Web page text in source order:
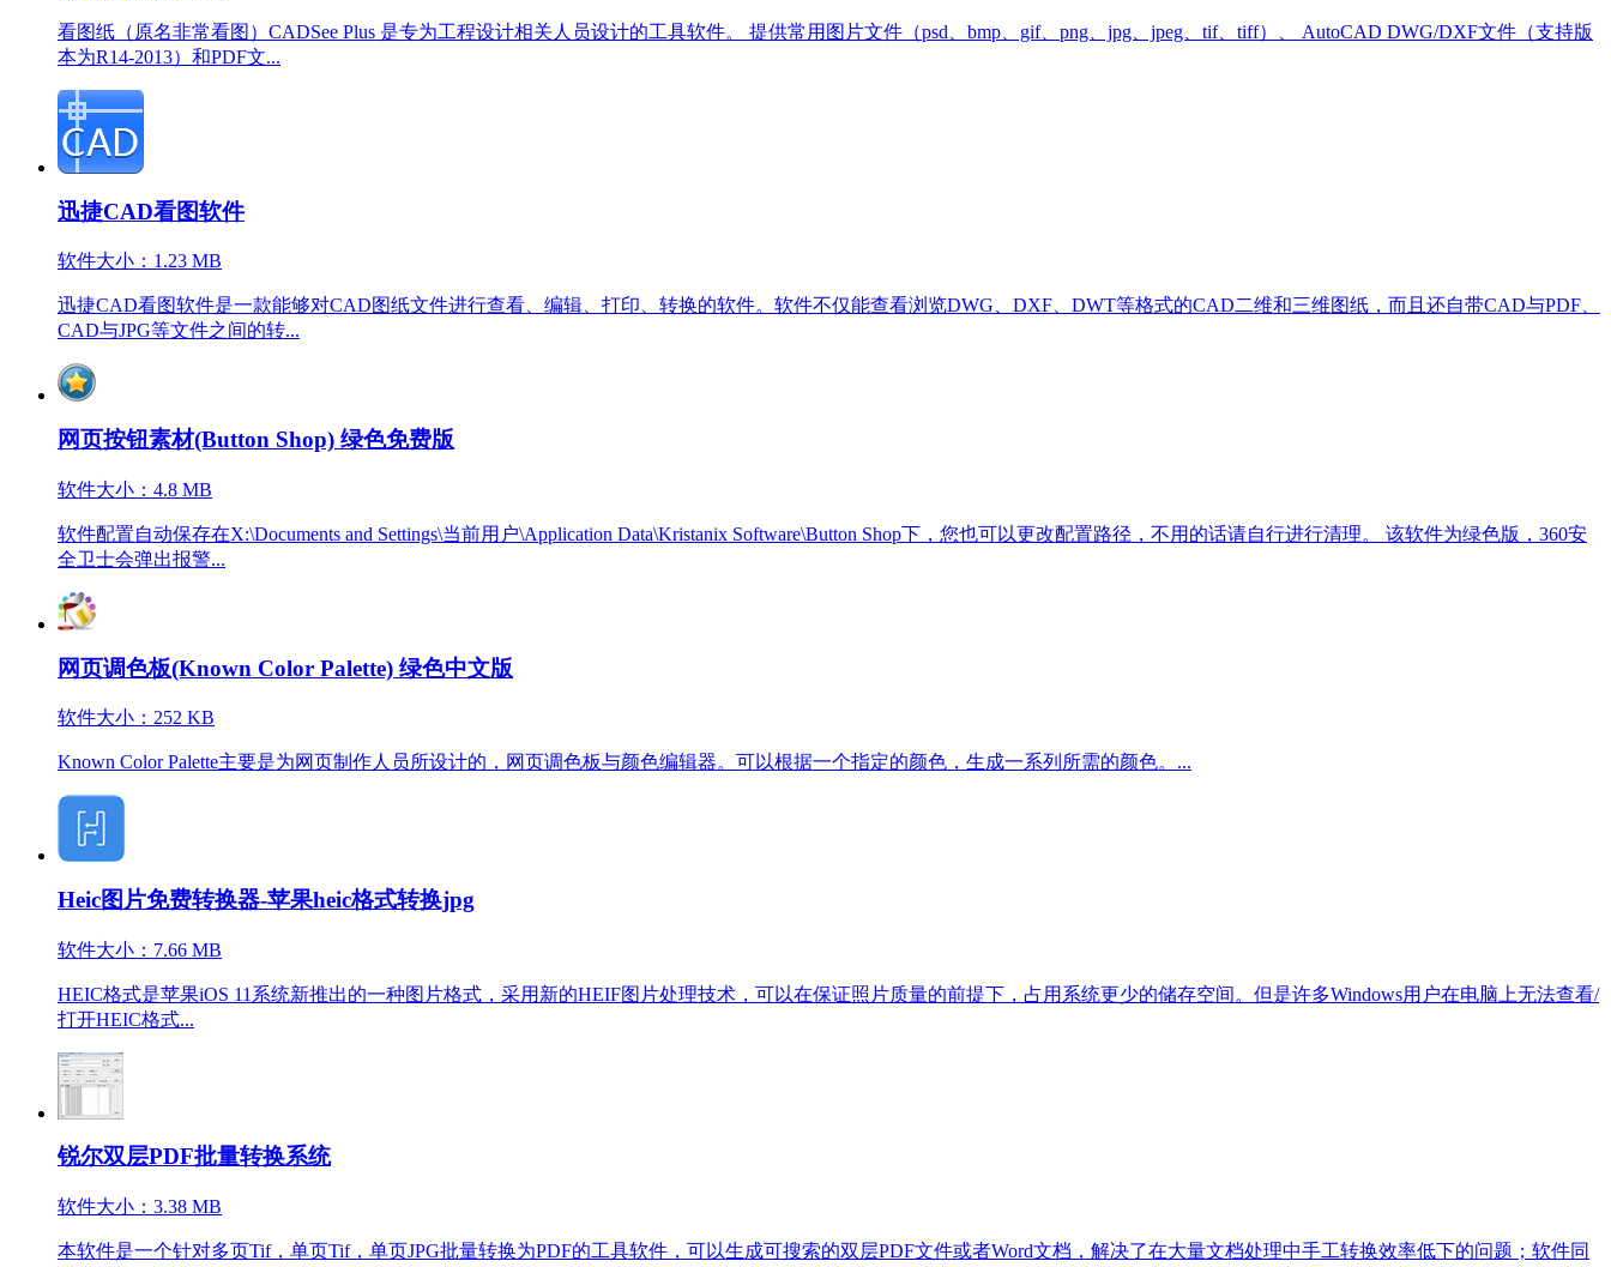
看图纸（原名非常看图）CADSee Plus 是专为工程设计相关人员设计的工具软件。 提供常用图片文件（psd、bmp、gif、png、jpg、jpeg、tif、tiff）、 AutoCAD DWG/DXF文件（支持版
本为R14-2013）和PDF文...
迅捷CAD看图软件
软件大小：1.23 MB
迅捷CAD看图软件是一款能够对CAD图纸文件进行查看、编辑、打印、转换的软件。软件不仅能查看浏览DWG、DXF、DWT等格式的CAD二维和三维图纸，而且还自带CAD与PDF、
CAD与JPG等文件之间的转...
网页按钮素材(Button Shop) 绿色免费版
软件大小：4.8 MB
软件配置自动保存在X:\Documents and Settings\当前用户\Application Data\Kristanix Software\Button Shop下，您也可以更改配置路径，不用的话请自行进行清理。 该软件为绿色版，360安
全卫士会弹出报警...
网页调色板(Known Color Palette) 绿色中文版
软件大小：252 KB
Known Color Palette主要是为网页制作人员所设计的，网页调色板与颜色编辑器。可以根据一个指定的颜色，生成一系列所需的颜色。...
Heic图片免费转换器-苹果heic格式转换jpg
软件大小：7.66 MB
HEIC格式是苹果iOS 11系统新推出的一种图片格式，采用新的HEIF图片处理技术，可以在保证照片质量的前提下，占用系统更少的储存空间。但是许多Windows用户在电脑上无法查看/
打开HEIC格式...
锐尔双层PDF批量转换系统
软件大小：3.38 MB
本软件是一个针对多页Tif，单页Tif，单页JPG批量转换为PDF的工具软件，可以生成可搜索的双层PDF文件或者Word文档，解决了在大量文档处理中手工转换效率低下的问题；软件同